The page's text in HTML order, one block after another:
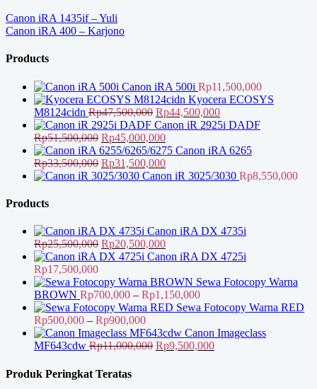
Navigasi
pos
Canon iRA 1435if – Yuli
Canon iRA 400 – Karjono
Products
Canon iRA 500i Rp11,500,000
Kyocera ECOSYS
M8124cidn Rp47,500,000 Harga
aslinya
adalah:
Rp47,500,000.
Rp44,500,000Harga
saat
adalah:
Canon iR 2925i DADF
Rp51,500,000 Harga
aslinya
adalah:
Rp51,500,000.
Rp45,000,000Harga
saat
ini
adalah:
Canon iRA 6265
Rp33,500,000 Harga
aslinya
Rp31,500,000Harga
saat
Canon iR 3025/3030 Rp8,550,000
Products
Canon iRA DX 4735i
Rp25,500,000 Harga
aslinya
Rp25,500,000.
Rp20,500,000Harga
saat
adalah:
Rp20,500,000.
Canon iRA DX 4725i
Rp17,500,000
Sewa Fotocopy Warna
BROWN Rp700,000 – Rp1,150,000Rentang
harga:
hingga
Rp1,150,000
Sewa Fotocopy Warna RED
Rp500,000 – Rp900,000Rentang
harga:
Rp500,000
Canon Imageclass
MF643cdw Rp11,000,000 Harga
Rp9,500,000Harga
Produk Peringkat Teratas